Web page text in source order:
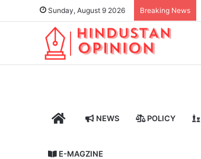
Sunday, August 9 2026 Breaking News
HOME NEWS POLICY
E-MAGZINE